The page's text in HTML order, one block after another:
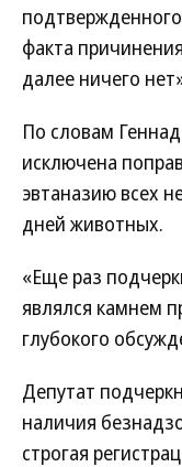
факта
далее ничего
По словам
исключена
эвтаназию всех
дней животных.
«Еще раз
являлся камнем
глубокого
Депутат
наличия
строгая